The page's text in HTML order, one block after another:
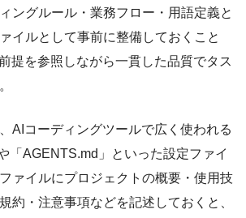
ングルール・業務フロー・用語定義と
イルとして事前に整備しておくこと
提を参照しながら一貫した品質でタス
AIコーディングツールで広く使われる
「AGENTS.md」といった設定ファイ
ァイルにプロジェクトの概要・使用技
約・注意事項などを記述しておくと、